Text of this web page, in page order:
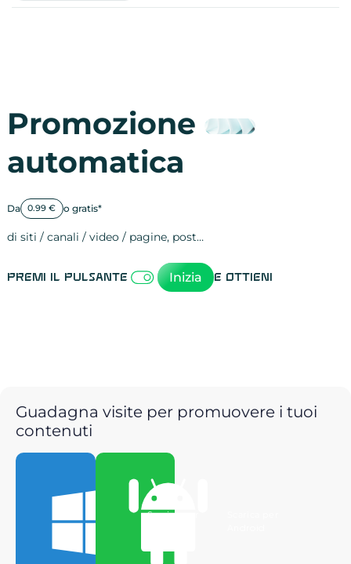
Promozione
automatica
Da 0.99 € o gratis*
di siti / canali / video / pagine, post…
Premi il pulsante Inizia e ottieni
Guadagna visite per promuovere i tuoi
contenuti
Scarica per